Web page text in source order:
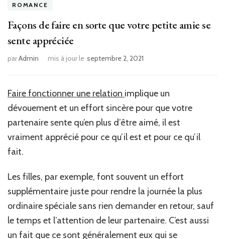
ROMANCE
Façons de faire en sorte que votre petite amie se
sente appréciée
parAdmin mis à jour le septembre 2, 2021
Faire fonctionner une relation implique un
dévouement et un effort sincère pour que votre
partenaire sente qu’en plus d’être aimé, il est
vraiment apprécié pour ce qu’il est et pour ce qu’il
fait.
Les filles, par exemple, font souvent un effort
supplémentaire juste pour rendre la journée la plus
ordinaire spéciale sans rien demander en retour, sauf
le temps et l’attention de leur partenaire. C’est aussi
un fait que ce sont généralement eux qui se